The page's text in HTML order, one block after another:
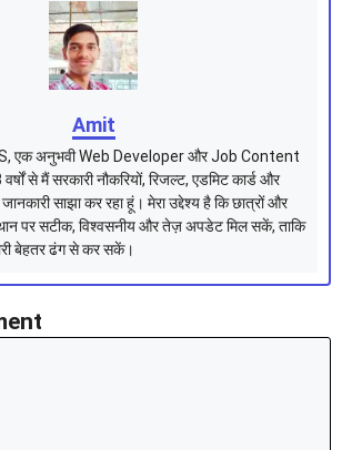
Amit
एक अनुभवी Web Developer और Job Content
से मैं सरकारी नौकरियों, रिजल्ट, एडमिट कार्ड और
साझा कर रहा हूं। मेरा उद्देश्य है कि छात्रों और
पर सटीक, विश्वसनीय और तेज़ अपडेट मिल सकें, ताकि
बेहतर ढंग से कर सकें।